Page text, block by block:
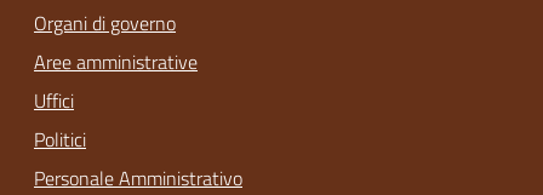
Organi di governo
Aree amministrative
Uffici
Politici
Personale Amministrativo